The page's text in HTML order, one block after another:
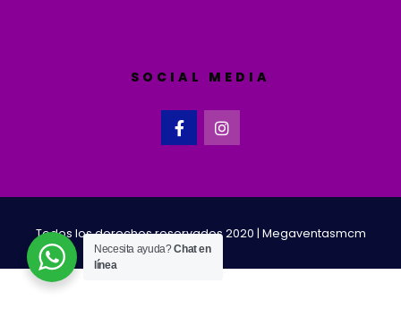
SOCIAL MEDIA
Todos los derechos reservados 2020 | Megaventasmcm
Necesita ayuda?Chat en
línea